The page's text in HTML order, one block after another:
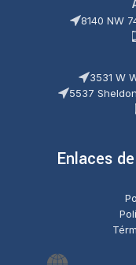
8140 NW
3531 W
5537
Enlaces